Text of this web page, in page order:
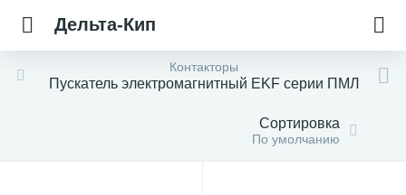
Дельта-Кип
Контакторы
Пускатель электромагнитный EKF серии ПМЛ
Сортировка
По умолчанию